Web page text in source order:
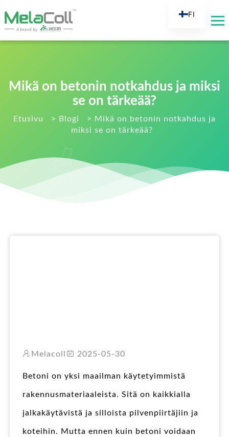
Mikä on betonin notkahdus ja miksi
se on tärkeää?
Etusivu > Blogi > Mikä on betonin notkahdus ja
miksi se on tärkeää?
Melacoll 2025-05-30
Betoni on yksi maailman käytetyimmistä
rakennusmateriaaleista. Sitä on kaikkialla
jalkakäytävistä ja silloista pilvenpiirtäjiin ja
koteihin. Mutta ennen kuin betoni voidaan
FI
ES
RU
NL